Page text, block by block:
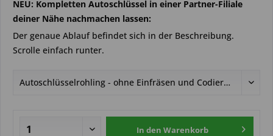
NEU: Kompletten Autoschlüssel in einer Partner-Filiale
deiner Nähe nachmachen lassen:
Der genaue Ablauf befindet sich in der Beschreibung.
Scrolle einfach runter.
In den Warenkorb